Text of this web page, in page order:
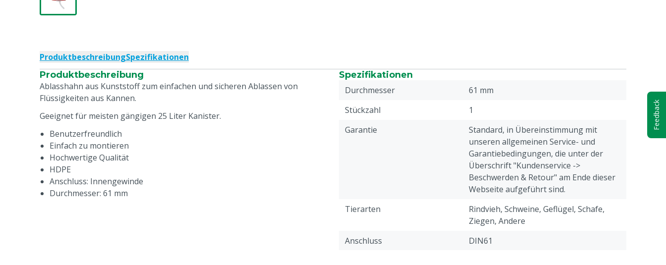
ProduktbeschreibungSpezifikationen
Produktbeschreibung
Ablasshahn aus Kunststoff zum einfachen und sicheren Ablassen von
Flüssigkeiten aus Kannen.
Geeignet für meisten gängigen 25 Liter Kanister.
Benutzerfreundlich
Einfach zu montieren
Hochwertige Qualität
HDPE
Anschluss: Innengewinde
Durchmesser: 61 mm
Spezifikationen
Durchmesser
61 mm
Stückzahl
1
Garantie
Standard, in Übereinstimmung mit
unseren allgemeinen Service- und
Garantiebedingungen, die unter der
Überschrift "Kundenservice ->
Beschwerden & Retour" am Ende dieser
Webseite aufgeführt sind.
Tierarten
Rindvieh, Schweine, Geflügel, Schafe,
Ziegen, Andere
Anschluss
DIN61
Feedback